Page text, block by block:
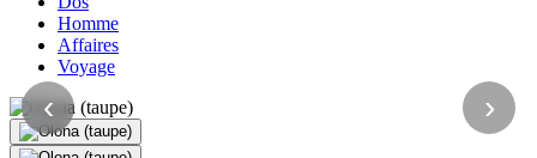
Homme
Affaires
Voyage
‹ ›